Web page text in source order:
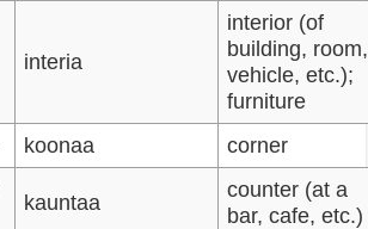
interia
interior (of
building, room,
vehicle, etc.);
furniture
koonaa corner
kauntaa
counter (at a
bar, cafe, etc.)